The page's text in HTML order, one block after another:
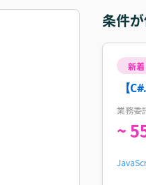
条件
新着
【
業務委
~